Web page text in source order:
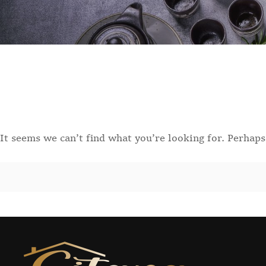
It seems we can’t find what you’re looking for.